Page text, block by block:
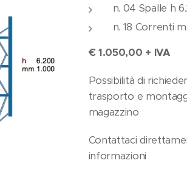
n. 04 Spalle h
n. 18 Correnti
€ 1.050,00 + IVA
Possibilità di
trasporto e
magazzino
Contattaci
informazioni